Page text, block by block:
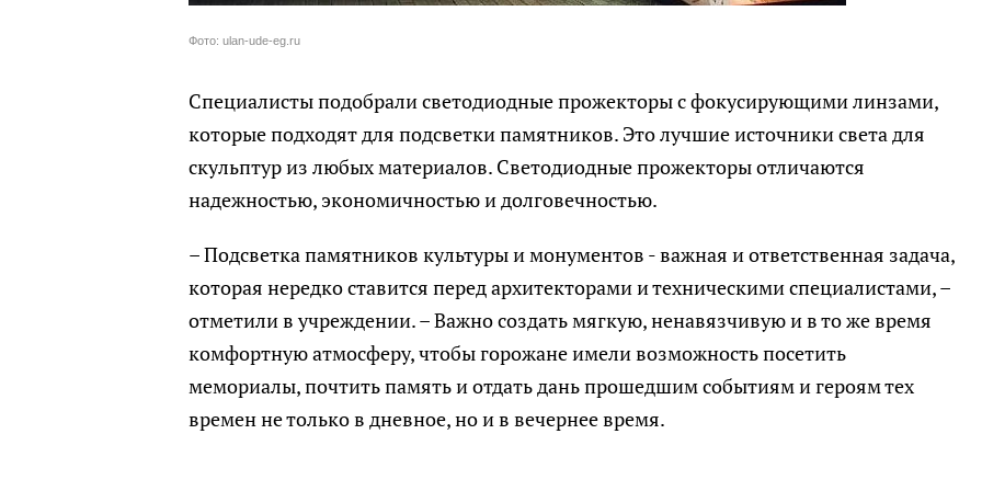
Фото: ulan-ude-eg.ru
Специалисты подобрали светодиодные прожекторы с фокусирующими линзами,
которые подходят для подсветки памятников. Это лучшие источники света для
скульптур из любых материалов. Светодиодные прожекторы отличаются
надежностью, экономичностью и долговечностью.
– Подсветка памятников культуры и монументов - важная и ответственная задача,
которая нередко ставится перед архитекторами и техническими специалистами, –
отметили в учреждении. – Важно создать мягкую, ненавязчивую и в то же время
комфортную атмосферу, чтобы горожане имели возможность посетить
мемориалы, почтить память и отдать дань прошедшим событиям и героям тех
времен не только в дневное, но и в вечернее время.